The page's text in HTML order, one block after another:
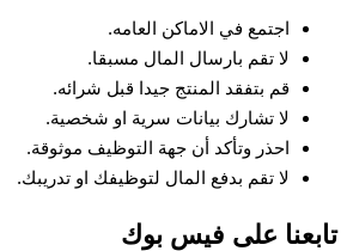
اجتمع في الاماكن العامه.
لا تقم بارسال المال مسبقا.
قم بتفقد المنتج جيدا قبل شرائه.
لا تشارك بيانات سرية او شخصية.
احذر وتأكد أن جهة التوظيف موثوقة.
لا تقم بدفع المال لتوظيفك او تدريبك.
تابعنا على فيس بوك